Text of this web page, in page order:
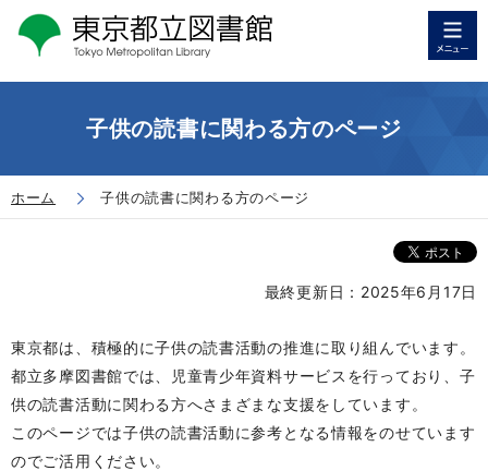
子供の読書に関わる方のページ
ホーム 子供の読書に関わる方のページ
最終更新日：2025年6月17日
東京都は、積極的に子供の読書活動の推進に取り組んでいます。
都立多摩図書館では、児童青少年資料サービスを行っており、子
供の読書活動に関わる方へさまざまな支援をしています。
このページでは子供の読書活動に参考となる情報をのせています
のでご活用ください。